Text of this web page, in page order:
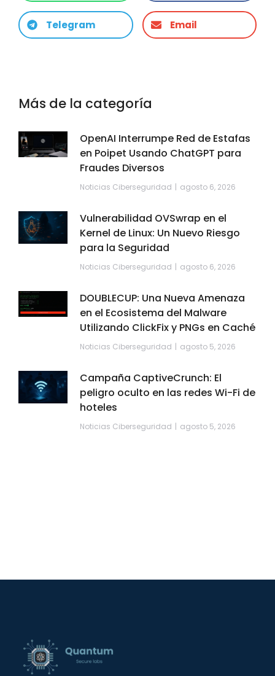
Telegram Email
Más de la categoría
OpenAI Interrumpe Red de Estafas
en Poipet Usando ChatGPT para
Fraudes Diversos
Noticias Ciberseguridad agosto 6, 2026
Vulnerabilidad OVSwrap en el
Kernel de Linux: Un Nuevo Riesgo
para la Seguridad
Noticias Ciberseguridad agosto 6, 2026
DOUBLECUP: Una Nueva Amenaza
en el Ecosistema del Malware
Utilizando ClickFix y PNGs en Caché
Noticias Ciberseguridad agosto 5, 2026
Campaña CaptiveCrunch: El
peligro oculto en las redes Wi-Fi de
hoteles
Noticias Ciberseguridad agosto 5, 2026